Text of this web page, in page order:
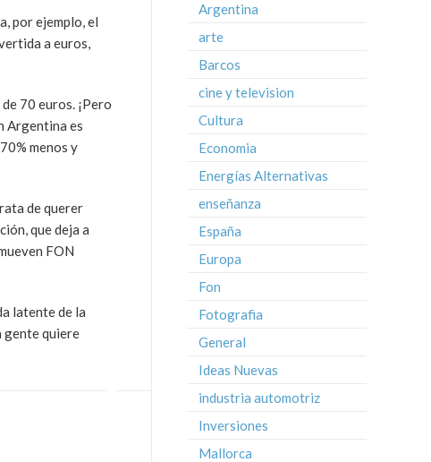
por ejemplo, el
a euros,
70 euros. ¡Pero
Argentina es
menos y
de querer
que deja a
FON
latente de la
gente quiere
Argentina
arte
Barcos
cine y television
Cultura
Economia
Energías Alternativas
enseñanza
España
Europa
Fon
Fotografia
General
Ideas Nuevas
industria automotriz
Inversiones
Mallorca